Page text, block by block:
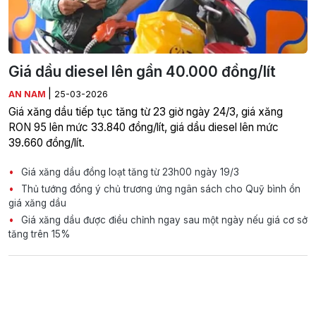
Giá dầu diesel lên gần 40.000 đồng/lít
AN NAM 25-03-2026
Giá xăng dầu tiếp tục tăng từ 23 giờ ngày 24/3, giá xăng
RON 95 lên mức 33.840 đồng/lít, giá dầu diesel lên mức
39.660 đồng/lít.
Giá xăng dầu đồng loạt tăng từ 23h00 ngày 19/3
Thủ tướng đồng ý chủ trương ứng ngân sách cho Quỹ bình ổn
giá xăng dầu
Giá xăng dầu được điều chỉnh ngay sau một ngày nếu giá cơ sở
tăng trên 15%